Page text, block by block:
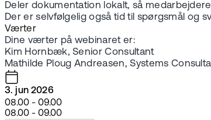
Deler dokumentation lokalt, så
Der er selvfølgelig også tid til spørgsmål og
Værter
Dine værter på webinaret er:
Kim Hornbæk, Senior Consultant
Mathilde Ploug Andreasen, Systems
3. jun 2026
08.00 - 09.00
08.00 - 09.00